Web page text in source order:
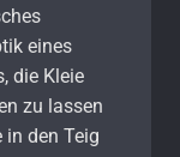
eines
die Kleie
zu lassen
in den Teig